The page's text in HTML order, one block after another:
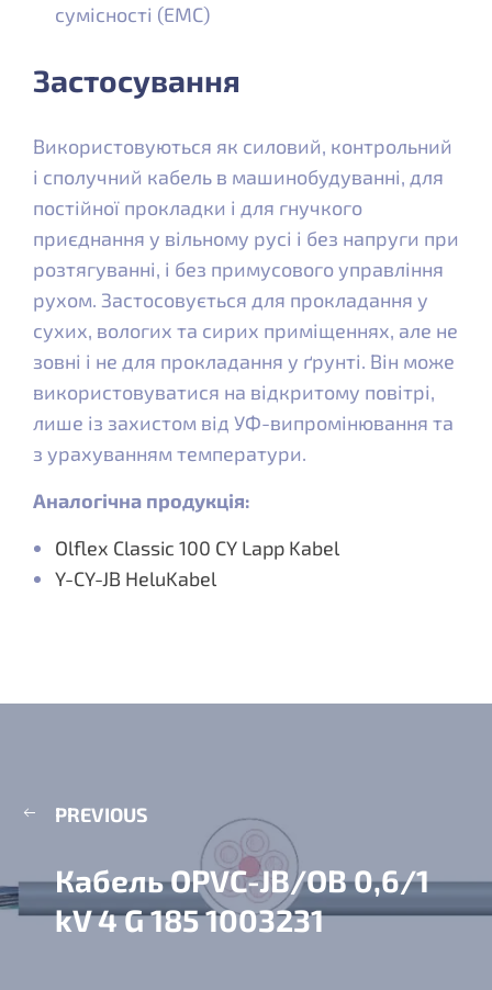
сумісності (ЕМС)
Застосування
Використовуються як силовий, контрольний
і сполучний кабель в машинобудуванні, для
постійної прокладки і для гнучкого
приєднання у вільному русі і без напруги при
розтягуванні, і без примусового управління
рухом. Застосовується для прокладання у
сухих, вологих та сирих приміщеннях, але не
зовні і не для прокладання у ґрунті. Він може
використовуватися на відкритому повітрі,
лише із захистом від УФ-випромінювання та
з урахуванням температури.
Аналогічна продукція:
Olflex Classic 100 CY Lapp Kabel
Y-CY-JB HeluKabel
PREVIOUS
Кабель OPVC-JB/OB 0,6/1
kV 4 G 185 1003231